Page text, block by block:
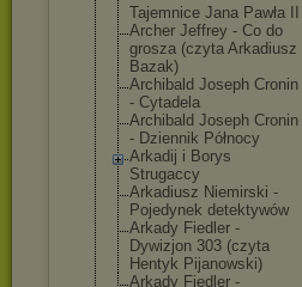
Tajemnice Jana Pawła II
Archer Jeffrey - Co do
grosza (czyta Arkadiusz
Bazak)
Archibald Joseph Cronin
- Cytadela
Archibald Joseph Cronin
- Dziennik Północy
Arkadij i Borys
Strugaccy
Arkadiusz Niemirski -
Pojedynek detektywów
Arkady Fiedler -
Dywizjon 303 (czyta
Hentyk Pijanowski)
Arkady Fiedler -